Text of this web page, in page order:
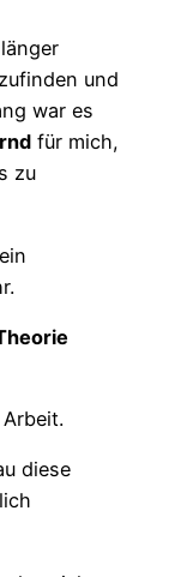
und
war es
für mich,
zu
diese